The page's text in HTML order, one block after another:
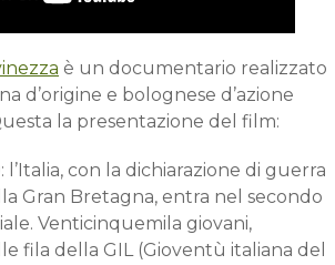
è un documentario realizzato
d’origine e bolognese d’azione
la presentazione del film:
l’Italia, con la dichiarazione di guerra
Gran Bretagna, entra nel secondo
Venticinquemila giovani,
fila della GIL (Gioventù italiana del